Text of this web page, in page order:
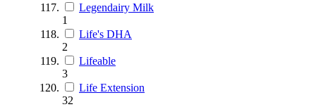
Legendairy Milk
1
Life's DHA
2
Lifeable
3
Life Extension
32